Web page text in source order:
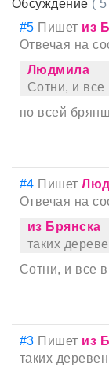
Обсуждение (
#5 Пишет из
Отвечая на
Людмила
Сотни, и все
по всей
#4 Пишет
Отвечая на
из Брянска
таких
Сотни, и все
#3 Пишет из
таких